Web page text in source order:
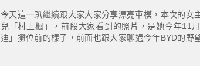
今天這一趴繼續跟大家大家分享漂亮車模，本次的女
兒「村上楓」，前段大家看到的照片，是她今年11
迪」攤位前的樣子，前面也跟大家聊過今年BYD的野